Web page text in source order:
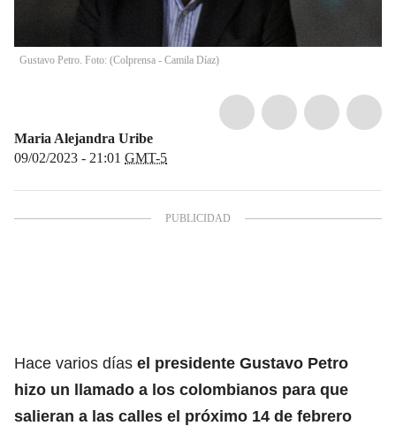
Gustavo Petro. Foto: (Colprensa - Camila Díaz)
Maria Alejandra Uribe
09/02/2023 - 21:01 GMT-5
Hace varios días el presidente Gustavo Petro
hizo un llamado a los colombianos para que
salieran a las calles el próximo 14 de febrero